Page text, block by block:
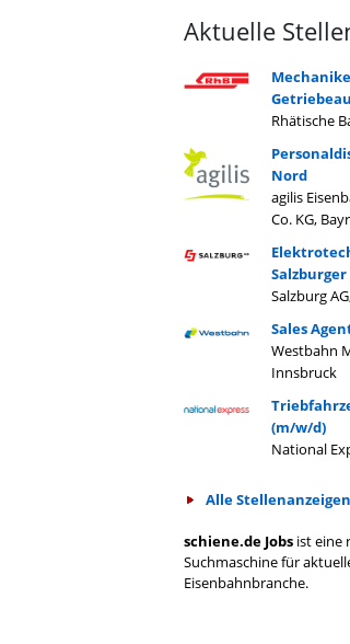
Aktuelle
Rhätische
Nord
agilis
Co. KG,
Salzburg
Sales
Westbahn
Innsbruck
(m/w/d)
National
Alle Stellenanzeigen
schiene.de Jobs ist eine
Suchmaschine für
Eisenbahnbranche.